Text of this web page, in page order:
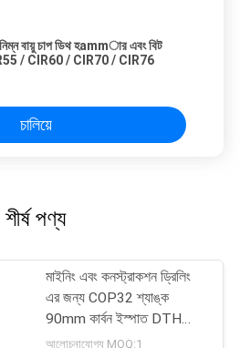
বায়ু চাপ ডিথ হammার এবং বিট
/ CIR60 / CIR70 / CIR76
চালিয়ে
শীর্ষ পণ্য
মাইনিং এবং কনস্ট্রাকশন ড্রিলিং
এর জন্য COP32 শ্যাঙ্ক
90mm কার্বন ইস্পাত DTH
ড্রিল বিট
আলোচনাযোগ্য MOQ:1